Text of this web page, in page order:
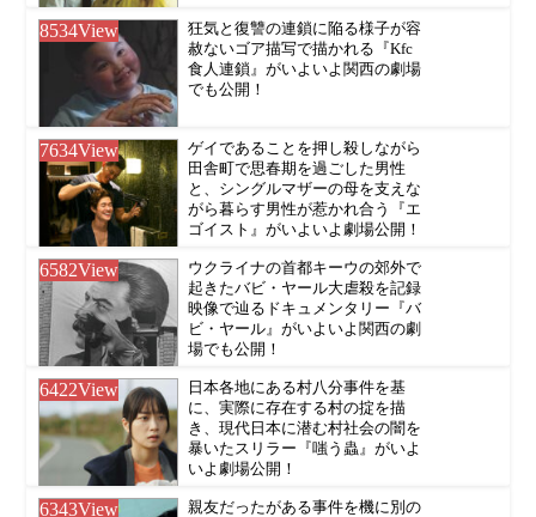
8534View
狂気と復讐の連鎖に陥る様子が容
赦ないゴア描写で描かれる『Kfc
食人連鎖』がいよいよ関西の劇場
でも公開！
7634View
ゲイであることを押し殺しながら
田舎町で思春期を過ごした男性
と、シングルマザーの母を支えな
がら暮らす男性が惹かれ合う『エ
ゴイスト』がいよいよ劇場公開！
6582View
ウクライナの首都キーウの郊外で
起きたバビ・ヤール大虐殺を記録
映像で辿るドキュメンタリー『バ
ビ・ヤール』がいよいよ関西の劇
場でも公開！
6422View
日本各地にある村八分事件を基
に、実際に存在する村の掟を描
き、現代日本に潜む村社会の闇を
暴いたスリラー『嗤う蟲』がいよ
いよ劇場公開！
6343View
親友だったがある事件を機に別の